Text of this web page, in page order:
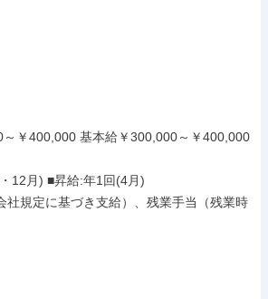
￥400,000 基本給￥300,000～￥400,000
12月) ■昇給:年1回(4月)
社規定に基づき支給）、残業手当（残業時